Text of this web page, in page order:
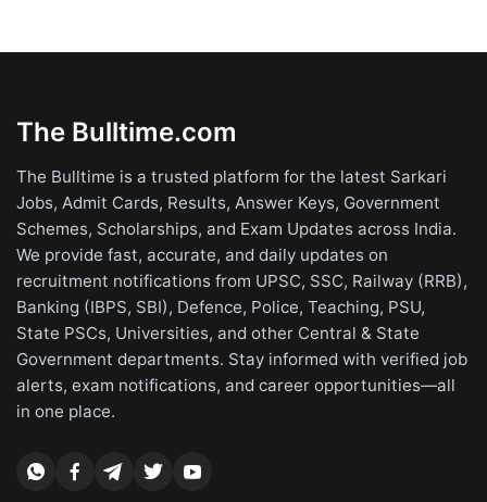
The Bulltime.com
The Bulltime is a trusted platform for the latest Sarkari
Jobs, Admit Cards, Results, Answer Keys, Government
Schemes, Scholarships, and Exam Updates across India.
We provide fast, accurate, and daily updates on
recruitment notifications from UPSC, SSC, Railway (RRB),
Banking (IBPS, SBI), Defence, Police, Teaching, PSU,
State PSCs, Universities, and other Central & State
Government departments. Stay informed with verified job
alerts, exam notifications, and career opportunities—all
in one place.